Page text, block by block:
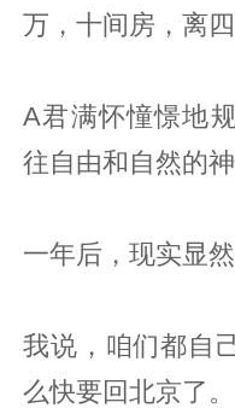
万，十间房，离
A君满怀憧憬地
往自由和自然的
一年后，现实显
我说，咱们都自
么快要回北京了。